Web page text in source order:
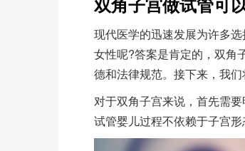
现代医学的迅速发展为许多
女性呢?答案是肯定的，双角
德和法律规范。接下来，我
对于双角子宫来说，首先需
试管婴儿过程不依赖于子宫